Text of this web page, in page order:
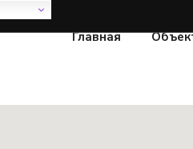
Главная